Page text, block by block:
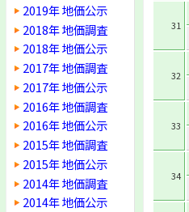
2019年 地価公示
2018年 地価調査
2018年 地価公示
2017年 地価調査
2017年 地価公示
2016年 地価調査
2016年 地価公示
2015年 地価調査
2015年 地価公示
2014年 地価調査
2014年 地価公示
31
32
33
34